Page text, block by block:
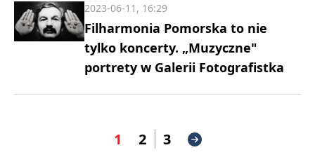
Filharmonia Pomorska to nie
tylko koncerty. „Muzyczne"
portrety w Galerii Fotografistka
2023-06-11, 16:29
1 2 3